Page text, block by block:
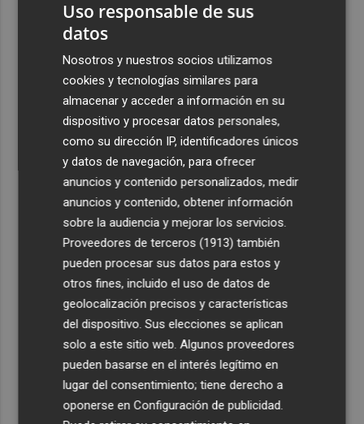
Uso responsable de sus
datos
Nosotros y nuestros socios utilizamos
cookies y tecnologías similares para
almacenar y acceder a información en su
dispositivo y procesar datos personales,
como su dirección IP, identificadores únicos
y datos de navegación, para ofrecer
anuncios y contenido personalizados, medir
anuncios y contenido, obtener información
sobre la audiencia y mejorar los servicios.
Proveedores de terceros (1913) también
pueden procesar sus datos para estos y
otros fines, incluido el uso de datos de
geolocalización precisos y características
del dispositivo. Sus elecciones se aplican
solo a este sitio web. Algunos proveedores
pueden basarse en el interés legítimo en
lugar del consentimiento; tiene derecho a
oponerse enConfiguración de publicidad.